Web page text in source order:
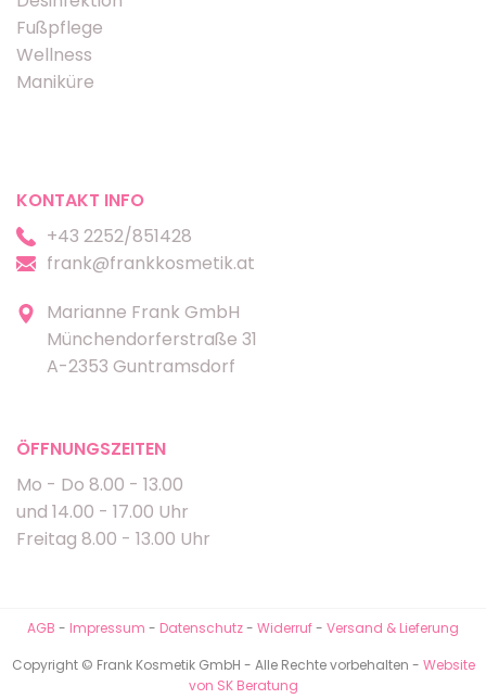
Fußpflege
Wellness
Maniküre
KONTAKT INFO
+43 2252/851428
frank@frankkosmetik.at
Marianne Frank GmbH
Münchendorferstraße 31
A-2353 Guntramsdorf
ÖFFNUNGSZEITEN
Mo - Do 8.00 - 13.00
und 14.00 - 17.00 Uhr
Freitag 8.00 - 13.00 Uhr
AGB - Impressum - Datenschutz- Widerruf- Versand & Lieferung
Copyright © Frank Kosmetik GmbH - Alle Rechte vorbehalten - Website
von SK Beratung